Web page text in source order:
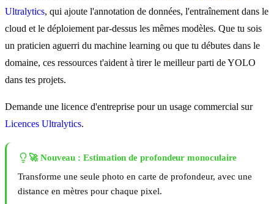
Ultralytics, qui ajoute l'annotation de données, l'entraînement dans le
cloud et le déploiement par-dessus les mêmes modèles. Que tu sois
un praticien aguerri du machine learning ou que tu débutes dans le
domaine, ces ressources t'aident à tirer le meilleur parti de YOLO
dans tes projets.
Demande une licence d'entreprise pour un usage commercial sur
Licences Ultralytics.
🚀 Nouveau : Estimation de profondeur monoculaire
Transforme une seule photo en carte de profondeur, avec une
distance en mètres pour chaque pixel.